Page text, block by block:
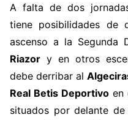
A falta de dos
tiene posibilidades de
ascenso a la Segunda
Riazor y en otros
debe derribar al
Real Betis Deportivo en
situados por delante